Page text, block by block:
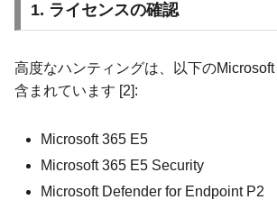
1. ライセンスの確認
高度なハンティングは、以下の
含まれています [2]:
Microsoft 365 E5
Microsoft 365 E5 Security
Microsoft Defender for Endpoint P2